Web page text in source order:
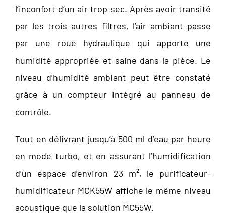
l’inconfort d’un air trop sec. Après avoir transité
par les trois autres filtres, l’air ambiant passe
par une roue hydraulique qui apporte une
humidité appropriée et saine dans la pièce. Le
niveau d’humidité ambiant peut être constaté
grâce à un compteur intégré au panneau de
contrôle.
Tout en délivrant jusqu’à 500 ml d’eau par heure
en mode turbo, et en assurant l’humidification
d’un espace d’environ 23 m², le purificateur-
humidificateur MCK55W affiche le même niveau
acoustique que la solution MC55W.